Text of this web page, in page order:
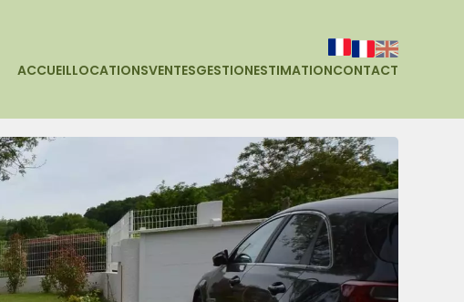
ACCUEILLOCATIONSVENTESGESTIONESTIMATIONCONTACT